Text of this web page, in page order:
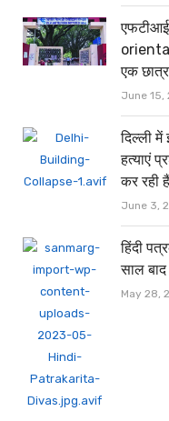
एक
June 15,
दिल्ली
हत्याएं
कर रही
June 3,
हिंदी
साल बाद
May 28,